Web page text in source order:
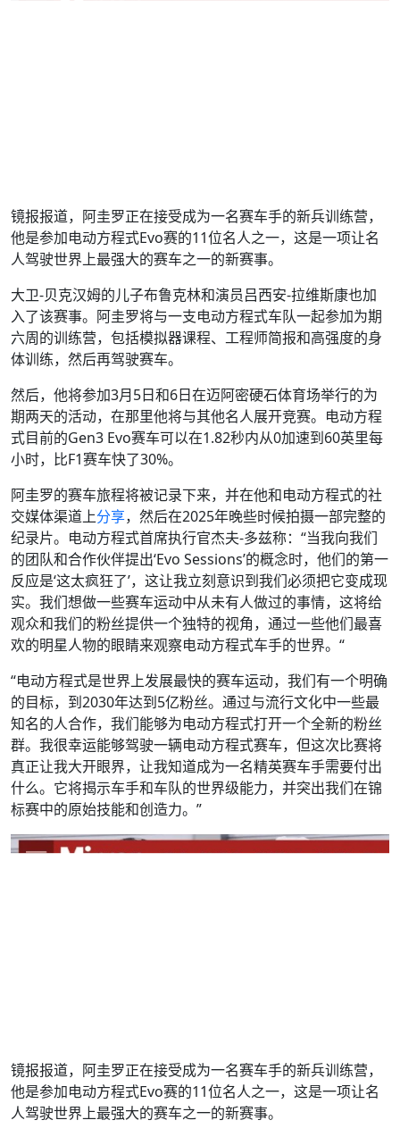
镜报报道，阿圭罗正在接受成为一名赛车手的新兵训练营，
他是参加电动方程式Evo赛的11位名人之一，这是一项让名
人驾驶世界上最强大的赛车之一的新赛事。
大卫-贝克汉姆的儿子布鲁克林和演员吕西安-拉维斯康也加
入了该赛事。阿圭罗将与一支电动方程式车队一起参加为期
六周的训练营，包括模拟器课程、工程师简报和高强度的身
体训练，然后再驾驶赛车。
然后，他将参加3月5日和6日在迈阿密硬石体育场举行的为
期两天的活动，在那里他将与其他名人展开竞赛。电动方程
式目前的Gen3 Evo赛车可以在1.82秒内从0加速到60英里每
小时，比F1赛车快了30%。
阿圭罗的赛车旅程将被记录下来，并在他和电动方程式的社
交媒体渠道上分享，然后在2025年晚些时候拍摄一部完整的
纪录片。电动方程式首席执行官杰夫-多兹称：“当我向我们
的团队和合作伙伴提出‘Evo Sessions’的概念时，他们的第一
反应是‘这太疯狂了’，这让我立刻意识到我们必须把它变成现
实。我们想做一些赛车运动中从未有人做过的事情，这将给
观众和我们的粉丝提供一个独特的视角，通过一些他们最喜
欢的明星人物的眼睛来观察电动方程式车手的世界。“
“电动方程式是世界上发展最快的赛车运动，我们有一个明确
的目标，到2030年达到5亿粉丝。通过与流行文化中一些最
知名的人合作，我们能够为电动方程式打开一个全新的粉丝
群。我很幸运能够驾驶一辆电动方程式赛车，但这次比赛将
真正让我大开眼界，让我知道成为一名精英赛车手需要付出
什么。它将揭示车手和车队的世界级能力，并突出我们在锦
标赛中的原始技能和创造力。”
镜报报道，阿圭罗正在接受成为一名赛车手的新兵训练营，
他是参加电动方程式Evo赛的11位名人之一，这是一项让名
人驾驶世界上最强大的赛车之一的新赛事。